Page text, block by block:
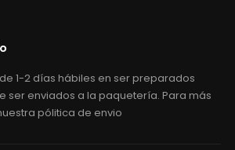
1-2 días hábiles en ser preparados
ser enviados a la paquetería. Para más
pólitica de envio